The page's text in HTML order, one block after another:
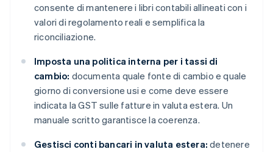
consente di mantenere i libri contabili allineati con i
valori di regolamento reali e semplifica la
riconciliazione.
Imposta una politica interna per i tassi di
cambio: documenta quale fonte di cambio e quale
giorno di conversione usi e come deve essere
indicata la GST sulle fatture in valuta estera. Un
manuale scritto garantisce la coerenza.
Gestisci conti bancari in valuta estera: detenere